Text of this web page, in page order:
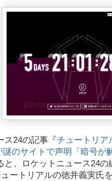
ス24の記事『チュートリア
のサイトで声明「暗号が
と、ロケットニュース24
ートリアルの徳井義実氏